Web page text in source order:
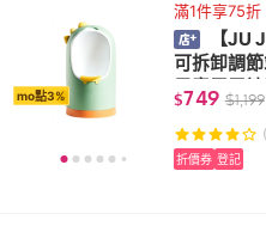
mo點3%
滿1件享75折
【JU
可拆卸調
男童尿尿
$749 $1,199
折價券 登記